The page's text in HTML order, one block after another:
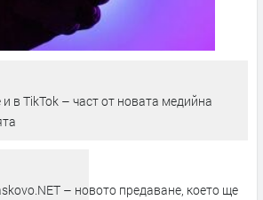
и в TikTok – част от новата медийна
– новото предаване, което ще